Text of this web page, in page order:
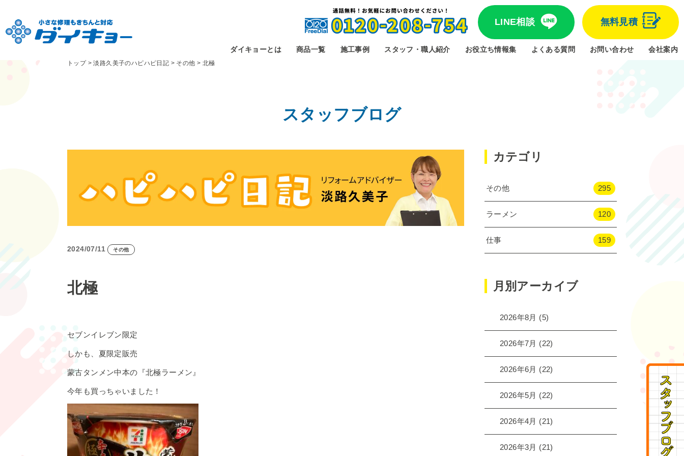
LINE相談 無料見積
ダイキョーとは 商品一覧 施工事例 スタッフ・職人紹介 お役立ち情報集 よくある質問 お問い合わせ 会社案内
トップ>淡路久美子のハピハピ日記 > その他 > 北極
スタッフブログ
2024/07/11 その他
北極
セブンイレブン限定
しかも、夏限定販売
蒙古タンメン中本の『北極ラーメン』
今年も買っちゃいました！
カテゴリ
その他 295
ラーメン 120
仕事 159
月別アーカイブ
2026年8月 (5)
2026年7月 (22)
2026年6月 (22)
2026年5月 (22)
2026年4月 (21)
2026年3月 (21)